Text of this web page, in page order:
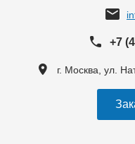
+7
г. Москва, ул.